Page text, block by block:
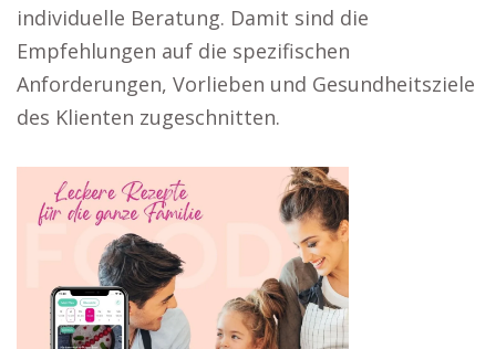
individuelle Beratung. Damit sind die
Empfehlungen auf die spezifischen
Anforderungen, Vorlieben und Gesundheitsziele
des Klienten zugeschnitten.